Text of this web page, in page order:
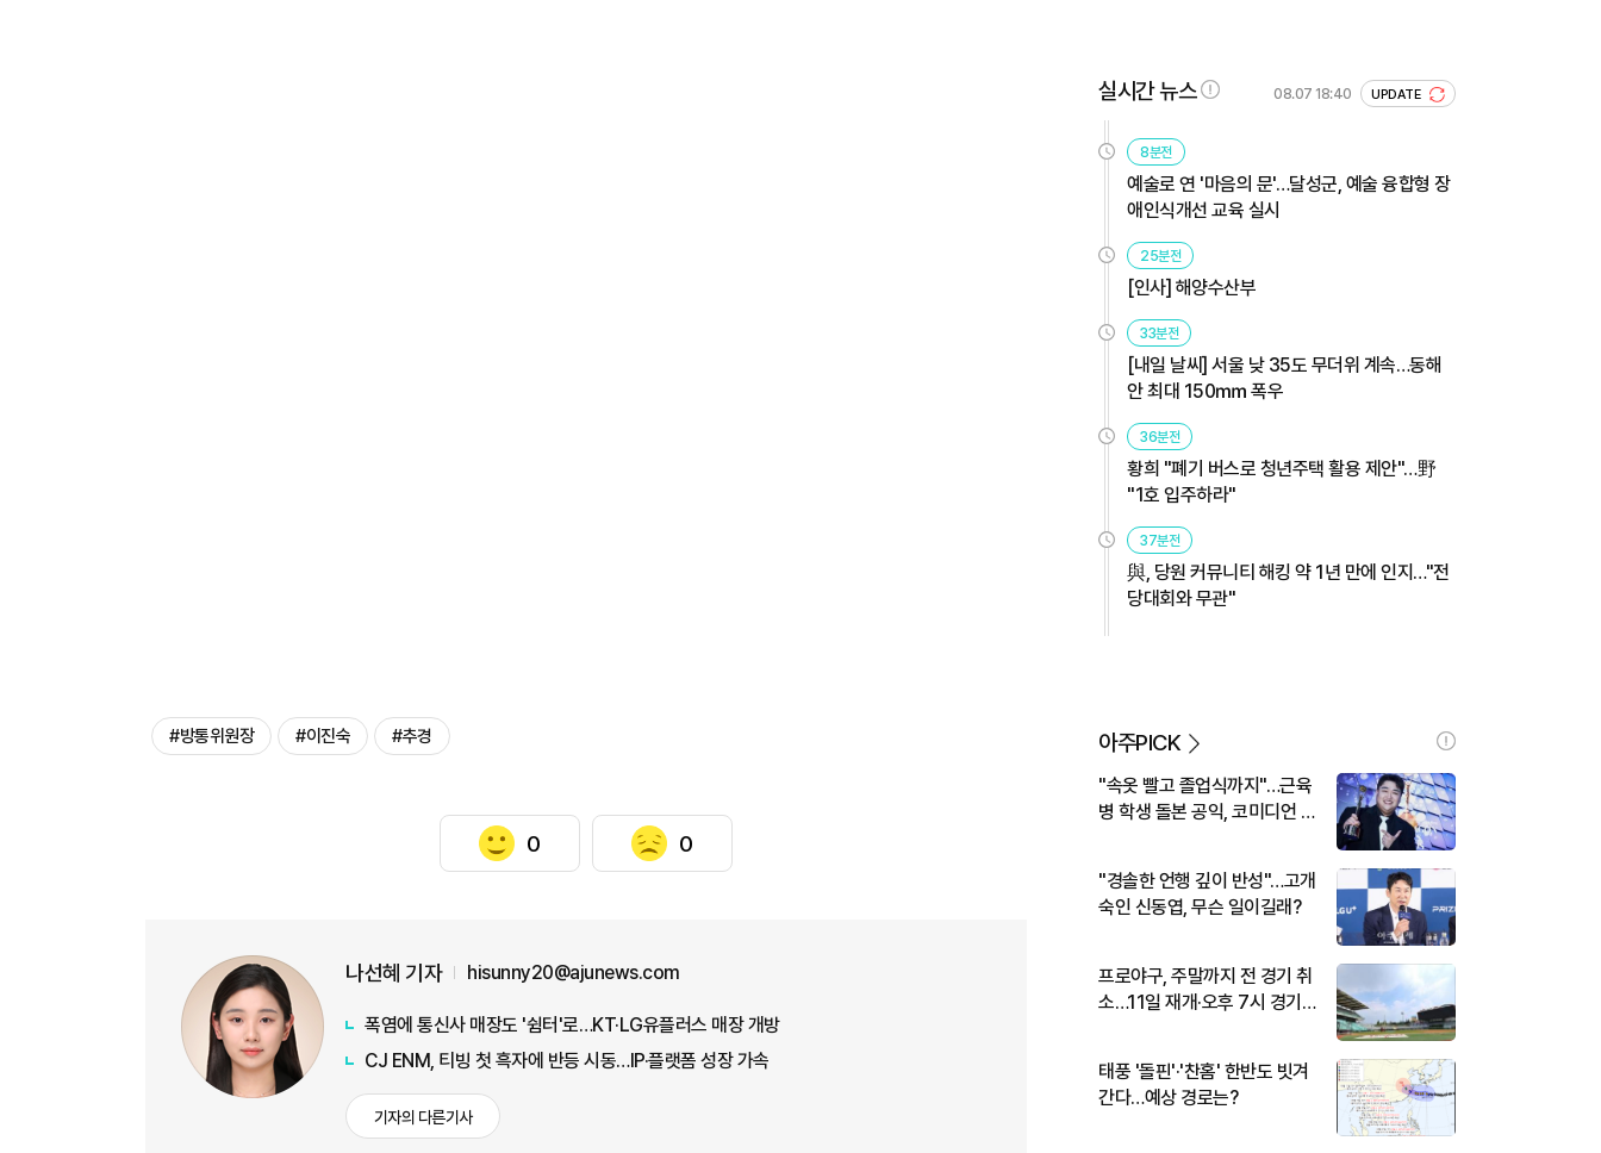
#방통위원장 #이진숙 #추경
0 0
나선혜 기자 hisunny20@ajunews.com
폭염에 통신사 매장도 '쉼터'로…KT·LG유플러스 매장 개방
CJ ENM, 티빙 첫 흑자에 반등 시동…IP·플랫폼 성장 가속
기자의 다른기사
실시간 뉴스 08.07 18:40 UPDATE
8분전
예술로 연 '마음의 문'…달성군, 예술 융합형 장
애인식개선 교육 실시
25분전
[인사] 해양수산부
33분전
[내일 날씨] 서울 낮 35도 무더위 계속…동해
안 최대 150㎜ 폭우
36분전
황희 "폐기 버스로 청년주택 활용 제안"…野
"1호 입주하라"
37분전
與, 당원 커뮤니티 해킹 약 1년 만에 인지…"전
당대회와 무관"
아주PICK
"속옷 빨고 졸업식까지"…근육
병 학생 돌본 공익, 코미디언 김
"경솔한 언행 깊이 반성"…고개
숙인 신동엽, 무슨 일이길래?
프로야구, 주말까지 전 경기 취
소…11일 재개·오후 7시 경기
태풍 '돌핀'·'찬홈' 한반도 빗겨
간다…예상 경로는?